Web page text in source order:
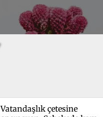
Vatandaşlık çetesine